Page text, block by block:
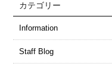
カテゴリー
Information
Staff Blog